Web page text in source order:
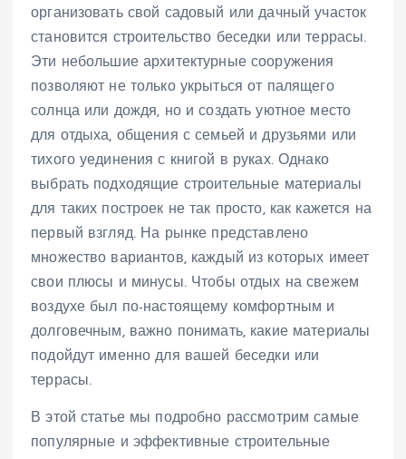
организовать свой садовый или дачный участок
становится строительство беседки или террасы.
Эти небольшие архитектурные сооружения
позволяют не только укрыться от палящего
солнца или дождя, но и создать уютное место
для отдыха, общения с семьей и друзьями или
тихого уединения с книгой в руках. Однако
выбрать подходящие строительные материалы
для таких построек не так просто, как кажется на
первый взгляд. На рынке представлено
множество вариантов, каждый из которых имеет
свои плюсы и минусы. Чтобы отдых на свежем
воздухе был по-настоящему комфортным и
долговечным, важно понимать, какие материалы
подойдут именно для вашей беседки или
террасы.
В этой статье мы подробно рассмотрим самые
популярные и эффективные строительные